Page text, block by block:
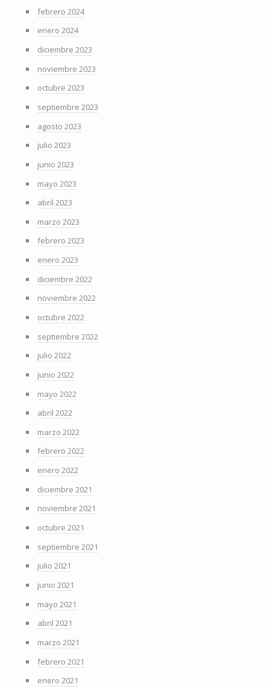
febrero 2024
enero 2024
diciembre 2023
noviembre 2023
octubre 2023
septiembre 2023
agosto 2023
julio 2023
junio 2023
mayo 2023
abril 2023
marzo 2023
febrero 2023
enero 2023
diciembre 2022
noviembre 2022
octubre 2022
septiembre 2022
julio 2022
junio 2022
mayo 2022
abril 2022
marzo 2022
febrero 2022
enero 2022
diciembre 2021
noviembre 2021
octubre 2021
septiembre 2021
julio 2021
junio 2021
mayo 2021
abril 2021
marzo 2021
febrero 2021
enero 2021